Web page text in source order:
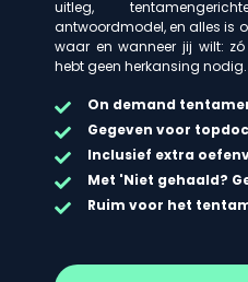
uitleg,
antwoordmodel, en alles is
waar en wanneer jij wilt:
hebt geen herkansing nodig.
On demand
Gegeven voor
Inclusief extra
Met 'Niet gehaald?
Ruim voor het